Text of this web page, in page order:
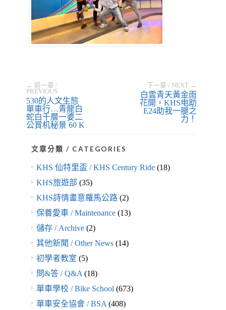
← 前一章 /
PREVIOUS
530的人文生態
單車行…青龍白
蛇白千層一婆二
公賞机秘景 60 K
下一章 / NEXT →
白雲青天黃金雨
花開，KHS电助
E24助我一腿之
力！
文章分類 / CATEGORIES
KHS 仙特里盃 / KHS Century Ride(18)
KHS旅遊部 (35)
KHS詩情畫意羅馬公路(2)
保養愛車 / Maintenance(13)
儲存 / Archive(2)
其他新聞 / Other News(14)
初學者教室 (5)
問&答 / Q&A(18)
單車學校 / Bike School(673)
單車安全協會 / BSA(408)